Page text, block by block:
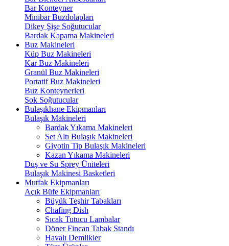
Bar Konteyner
Minibar Buzdolapları
Dikey Şişe Soğutucular
Bardak Kapama Makineleri
Buz Makineleri
Küp Buz Makineleri
Kar Buz Makineleri
Granül Buz Makineleri
Portatif Buz Makineleri
Buz Konteynerleri
Şok Soğutucular
Bulaşıkhane Ekipmanları
Bulaşık Makineleri
Bardak Yıkama Makineleri
Set Altı Bulaşık Makineleri
Giyotin Tip Bulaşık Makineleri
Kazan Yıkama Makineleri
Duş ve Su Sprey Üniteleri
Bulaşık Makinesi Basketleri
Mutfak Ekipmanları
Açık Büfe Ekipmanları
Büyük Teşhir Tabakları
Chafing Dish
Sıcak Tutucu Lambalar
Döner Fincan Tabak Standı
Havalı Demlikler